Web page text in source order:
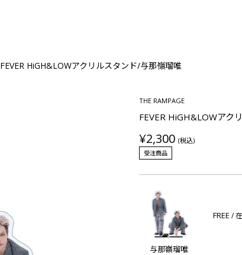
FEVER HiGH&LOWアクリルスタンド/与那嶺瑠唯
THE RAMPAGE
FEVER HiGH&LOWアク
¥2,300 (税込)
受注商品
与那嶺瑠唯
FREE /